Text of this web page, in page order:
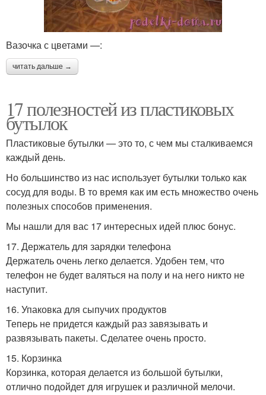
Вазочка с цветами —:
читать дальше →
17 полезностей из пластиковых
бутылок
Пластиковые бутылки — это то, с чем мы сталкиваемся
каждый день.
Но большинство из нас использует бутылки только как
сосуд для воды. В то время как им есть множество очень
полезных способов применения.
Мы нашли для вас 17 интересных идей плюс бонус.
17. Держатель для зарядки телефона
Держатель очень легко делается. Удобен тем, что
телефон не будет валяться на полу и на него никто не
наступит.
16. Упаковка для сыпучих продуктов
Теперь не придется каждый раз завязывать и
развязывать пакеты. Сделатее очень просто.
15. Корзинка
Корзинка, которая делается из большой бутылки,
отлично подойдет для игрушек и различной мелочи.